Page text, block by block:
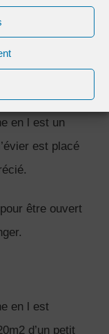
en l est un
du plan de
en l est un
est placé
être ouvert
en l est
d’un petit